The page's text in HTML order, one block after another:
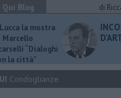
Qui Blog
di
la mostra
Marcello
“Dialoghi
la città"
Condoglianze